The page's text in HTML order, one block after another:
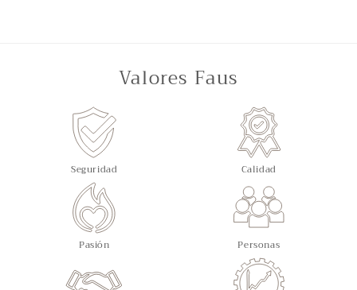
Valores Faus
Seguridad Calidad
Pasión Personas